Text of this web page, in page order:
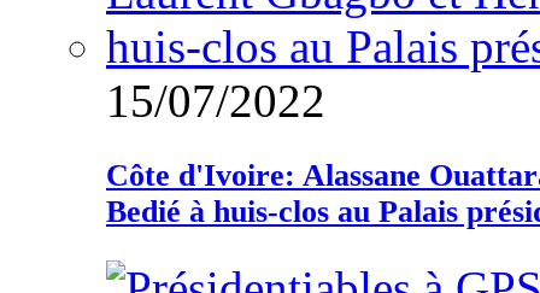
15/07/2022
Côte d'Ivoire: Alassane
Bedié à huis-clos au Palais